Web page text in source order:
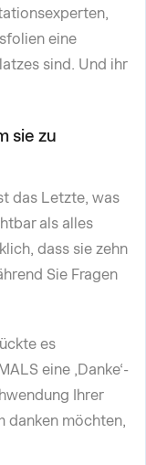
eine
sind. Und ihr
sie zu
das Letzte, was
als alles
dass sie zehn
Sie Fragen
es
eine ‚Danke‘-
Ihrer
danken möchten,